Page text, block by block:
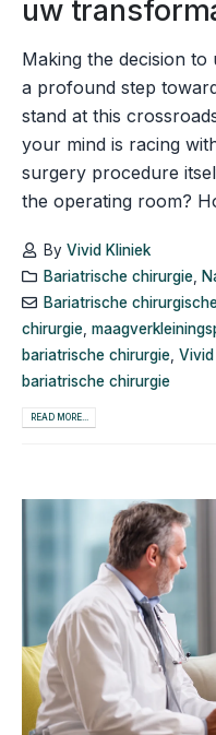
uw
Making the decision
a profound step
stand at this
your mind is racing
surgery procedure
the operating room?
By Vivid Kliniek
Bariatrische chirurgie,
Bariatrische
chirurgie,
bariatrische chirurgie, Vivid
bariatrische chirurgie
READ MORE...